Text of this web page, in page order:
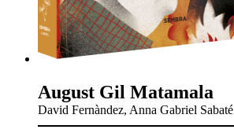
August Gil Matamala
David Fernàndez, Anna Gabriel Sabaté